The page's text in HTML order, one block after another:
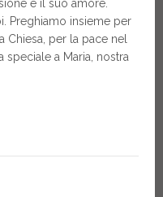
e il suo amore.
Preghiamo insieme per
Chiesa, per la pace nel
a Maria, nostra